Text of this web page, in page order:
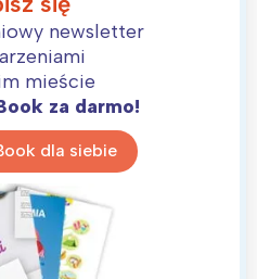
newsletter
mieście
za darmo!
dla siebie
Południe
Północ
Wszystkie